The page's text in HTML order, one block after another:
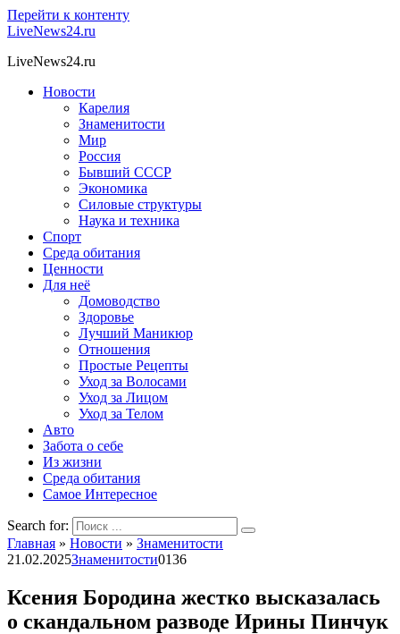
Перейти к контенту
LiveNews24.ru
LiveNews24.ru
Новости
Карелия
Знаменитости
Мир
Россия
Бывший СССР
Экономика
Силовые структуры
Наука и техника
Спорт
Среда обитания
Ценности
Для неё
Домоводство
Здоровье
Лучший Маникюр
Отношения
Простые Рецепты
Уход за Волосами
Уход за Лицом
Уход за Телом
Авто
Забота о себе
Из жизни
Среда обитания
Самое Интересное
Search for:
Главная » Новости » Знаменитости
21.02.2025Знаменитости0136
Ксения Бородина жестко высказалась
о скандальном разводе Ирины Пинчук